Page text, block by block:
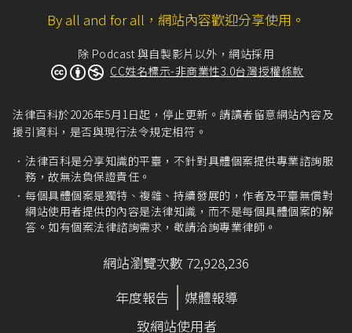
By all and for all，網站內容歡迎分享使用。
除 Podcast 與自製影片以外，網站採用
CC姓名標示-非商業性3.0台灣授權條款
法律百科於2026年5月1日起，停止更新。請讀者留意網站內容及
援引資料，是否與現行法令規定相符。
法律百科是分享知識的平臺，不針對具體個案提供專業諮詢服
務，故無法負保證責任。
每個具體個案是獨特、複雜、持續發展的，作者及平臺無償對
網站使用者提供的內容是法律知識，而不是每個具體個案的解
答。如有個案法律諮詢需求，敬請洽詢專業律師。
網站瀏覽次數 72,928,236
年度報告
媒體報導
致網站使用者